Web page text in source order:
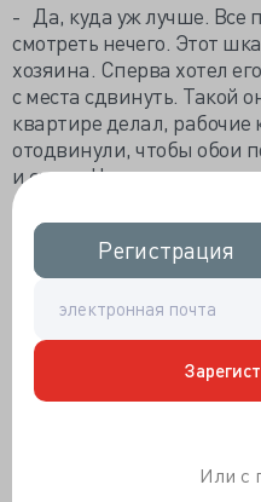
Регистрация
Регистрация
Или с
- Да, куда уж лучше. Все
смотреть нечего. Этот
хозяина. Сперва хотел
с места сдвинуть. Такой
квартире делал, рабочие
отодвинули, чтобы обои
и стоит. Немного
Да, кстати, эта квартира
зубному технику. Он
обменяли мою
государственную.
- А чего это они решили
- Да, в Израиль
госовскую квартиру не
обменять квартиру на
продать. Ну, да ладно. Я